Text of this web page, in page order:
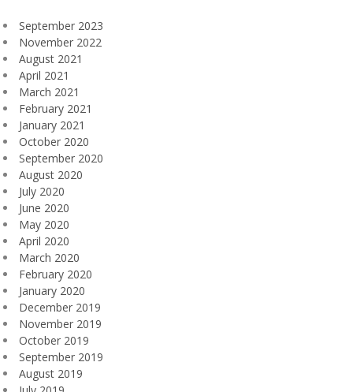
September 2023
November 2022
August 2021
April 2021
March 2021
February 2021
January 2021
October 2020
September 2020
August 2020
July 2020
June 2020
May 2020
April 2020
March 2020
February 2020
January 2020
December 2019
November 2019
October 2019
September 2019
August 2019